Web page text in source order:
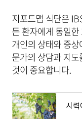
저포드맵 식단은
든 환자에게 동일
개인의 상태와 증
문가의 상담과 지
것이 중요합니다.